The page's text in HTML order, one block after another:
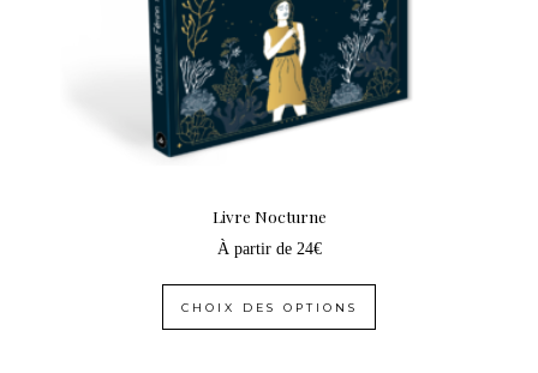
Livre Nocturne
À partir de 24€
CHOIX DES OPTIONS